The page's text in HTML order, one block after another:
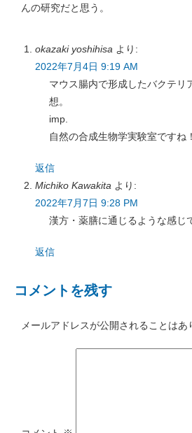
んの研究だと思う。
okazaki yoshihisa より:
2022年7月4日 9:19 AM
マウス腸内で形成したバクテリ
想。
imp.
自然の合成生物学実験室ですね！
返信
Michiko Kawakita より:
2022年7月7日 9:28 PM
漢方・薬膳に通じるような感じ
返信
コメントを残す
メールアドレスが公開されることはあ